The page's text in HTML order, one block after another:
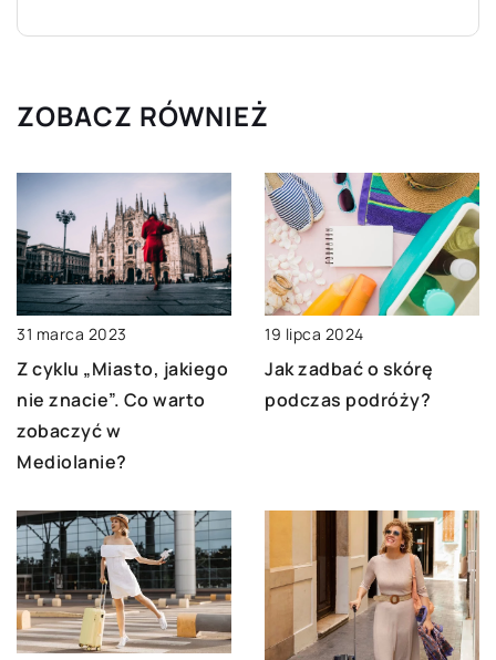
ZOBACZ RÓWNIEŻ
31 marca 2023
Z cyklu „Miasto, jakiego
nie znacie”. Co warto
zobaczyć w
Mediolanie?
19 lipca 2024
Jak zadbać o skórę
podczas podróży?